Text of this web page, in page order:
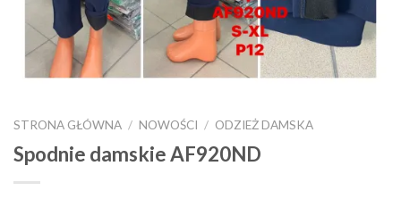
STRONA GŁÓWNA / NOWOŚCI / ODZIEŻ DAMSKA
Spodnie damskie AF920ND